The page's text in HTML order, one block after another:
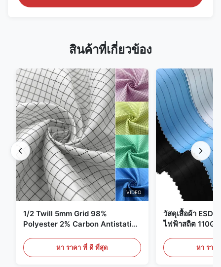
สินค้าที่เกี่ยวข้อง
VIDEO
1/2 Twill 5mm Grid 98%
Polyester 2% Carbon Antistatic
หา ราคา ที่ ดี ที่สุด
วัสดุเสื้อผ้า ESD
ไฟฟ้าสถิต
หา ราค